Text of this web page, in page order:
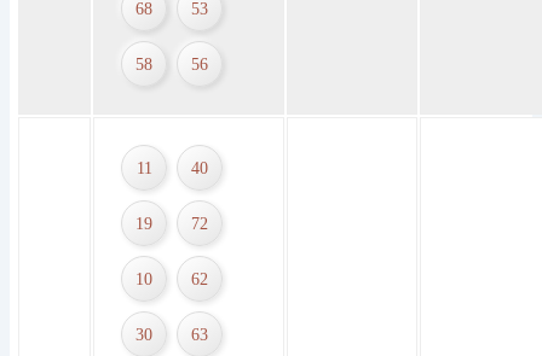
68 53
58 56
11 40
19 72
10 62
30 63